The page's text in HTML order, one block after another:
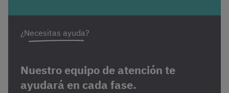
¿Necesitas ayuda?
Nuestro equipo de atención te
ayudará en cada fase.